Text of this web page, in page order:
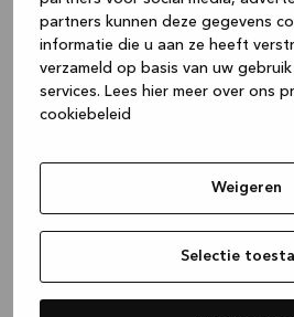
partners kunnen deze gegevens
informatie die u aan ze heeft
verzameld op basis van uw gebruik
services. Lees hier meer over ons
cookiebeleid
Weigeren
Selectie
(see the
information).